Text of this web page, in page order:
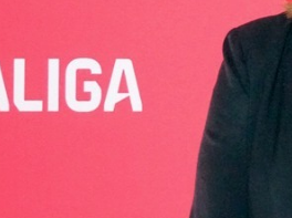
ExxonMobil lleva mantenimiento predictivo al
05 AGO 2026
IT-ANÁLISIS: Primera mujer dirigirá IATA tras o